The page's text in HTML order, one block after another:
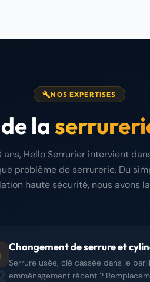
NOS EXPERTISES
la
ans, Hello Serrurier intervient
problème de serrurerie. Du
haute sécurité, nous avons
Changement de serrure et
Serrure usée, clé cassée dans le
emménagement récent ?